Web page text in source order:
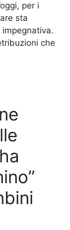
per i
sta
impegnativa.
che